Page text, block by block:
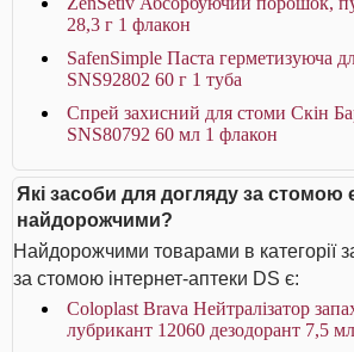
28,3 г 1 флакон
SafenSimple Паста герметизуюча
SNS92802 60 г 1 туба
Спрей захисний для стоми Скін
SNS80792 60 мл 1 флакон
Які засоби для догляду за стомою
найдорожчими?
Найдорожчими товарами в категорії
за стомою інтернет-аптеки DS є:
Coloplast Brava Нейтралізатор
лубрикант 12060 дезодорант 7,5